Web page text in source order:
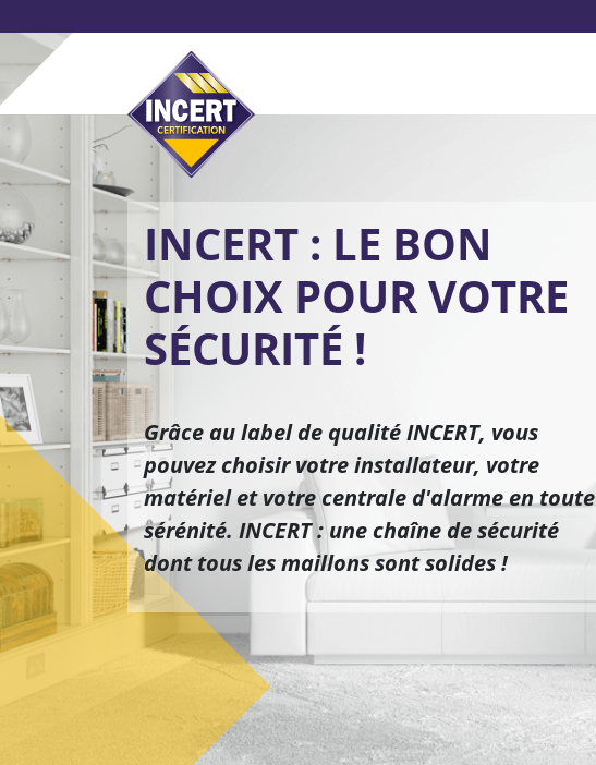
au
contenu
principal
INCERT : LE BON
CHOIX POUR VOTRE
SÉCURITÉ !
Grâce au label de qualité INCERT, vous
pouvez choisir votre installateur, votre
matériel et votre centrale d'alarme en toute
sérénité. INCERT : une chaîne de sécurité
dont tous les maillons sont solides !